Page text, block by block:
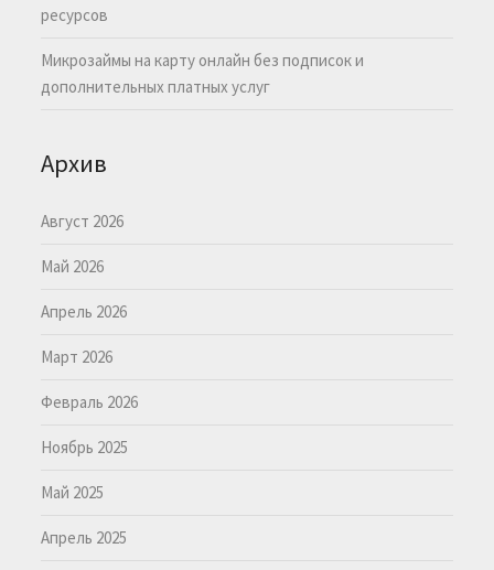
ресурсов
Микрозаймы на карту онлайн без подписок и
дополнительных платных услуг
Архив
Август 2026
Май 2026
Апрель 2026
Март 2026
Февраль 2026
Ноябрь 2025
Май 2025
Апрель 2025